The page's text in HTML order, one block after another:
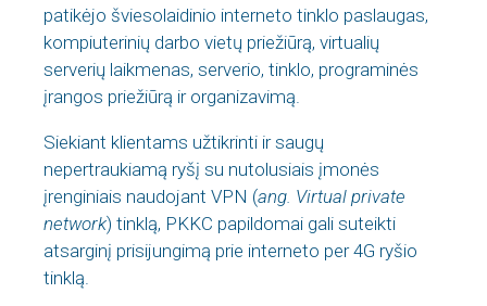
patikėjo šviesolaidinio interneto tinklo paslaugas,
kompiuterinių darbo vietų priežiūrą, virtualių
serverių laikmenas, serverio, tinklo, programinės
įrangos priežiūrą ir organizavimą.
Siekiant klientams užtikrinti ir saugų
nepertraukiamą ryšį su nutolusiais įmonės
įrenginiais naudojant VPN (ang. Virtual private
network) tinklą, PKKC papildomai gali suteikti
atsarginį prisijungimą prie interneto per 4G ryšio
tinklą.